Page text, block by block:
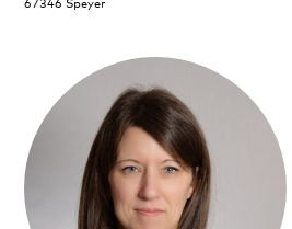
67346 Speyer